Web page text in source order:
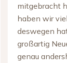
mitgebracht
haben wir
deswegen
großartig
genau